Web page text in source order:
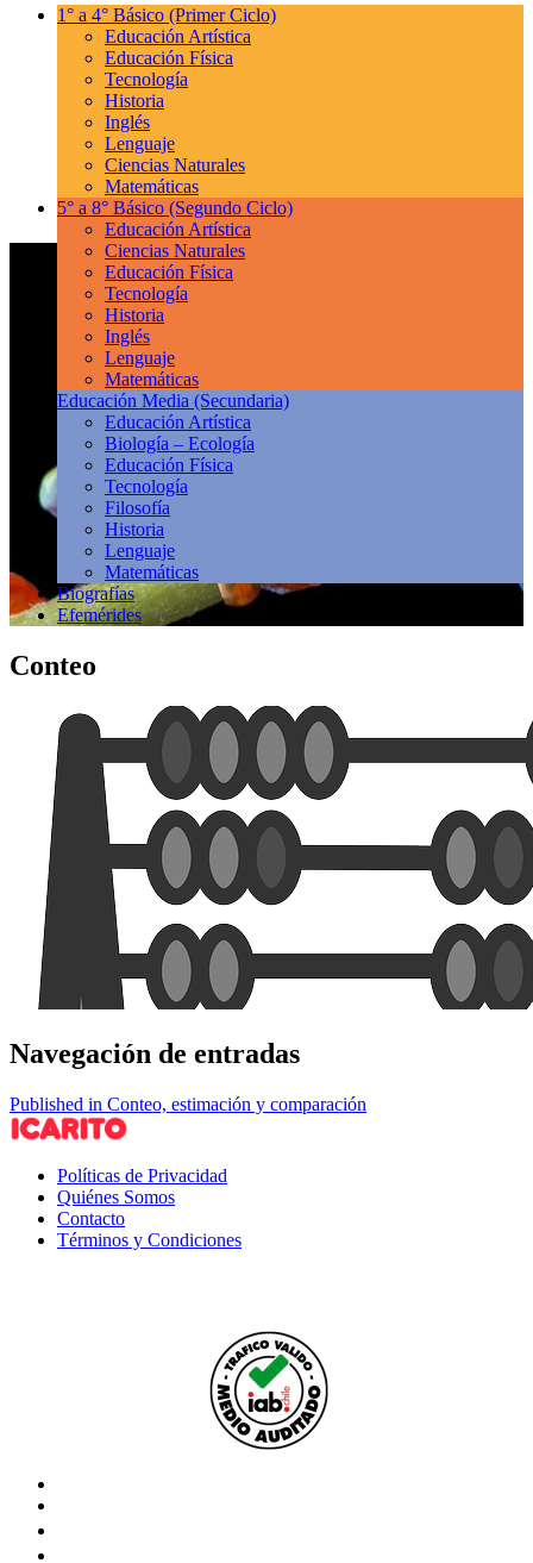
1° a 4° Básico (Primer Ciclo)
Educación Artística
Educación Física
Tecnología
Historia
Inglés
Lenguaje
Ciencias Naturales
Matemáticas
5° a 8° Básico (Segundo Ciclo)
Educación Artística
Ciencias Naturales
Educación Física
Tecnología
Historia
Inglés
Lenguaje
Matemáticas
Educación Media (Secundaria)
Educación Artística
Biología – Ecología
Educación Física
Tecnología
Filosofía
Historia
Lenguaje
Matemáticas
Biografías
Efemérides
Conteo
Navegación de entradas
Published in Conteo, estimación y comparación
Políticas de Privacidad
Quiénes Somos
Contacto
Términos y Condiciones